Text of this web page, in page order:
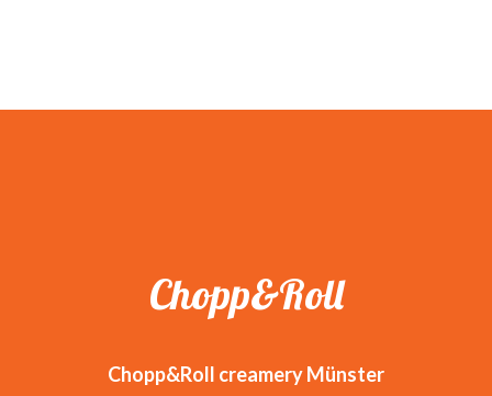
Chopp&Roll
Chopp&Roll creamery Münster